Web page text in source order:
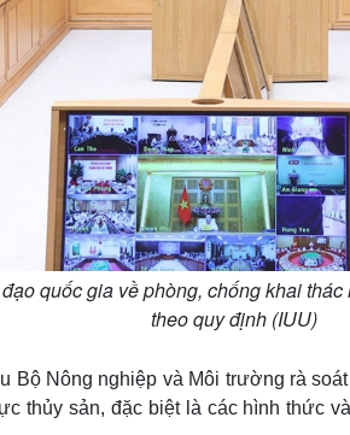
quốc gia về phòng, chống khai
theo quy định (IUU)
Bộ Nông nghiệp và Môi trường rà
thủy sản, đặc biệt là các hình thức